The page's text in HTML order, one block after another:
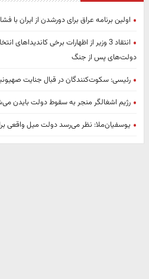
اولین برنامه عراق برای دورشدن از ایران با
انتقاد 3 وزیر از اظهارات برخی
دولت‌های پس از جنگ
رئیسی: سکوت‌کنندگان در قبال جنایت
رژیم اشغالگر منجر به سقوط دولت بایدن
یوسفیان‌ملا: نظر می‌رسد دولت میل واقعی